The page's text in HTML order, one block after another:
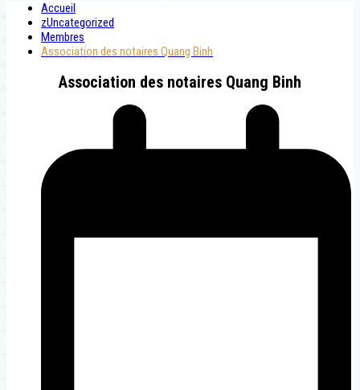
Accueil
zUncategorized
Membres
Association des notaires Quang Binh
Association des notaires Quang Binh